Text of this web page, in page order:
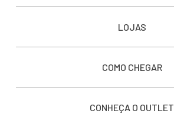
LOJAS
COMO CHEGAR
CONHEÇA O OUTLET